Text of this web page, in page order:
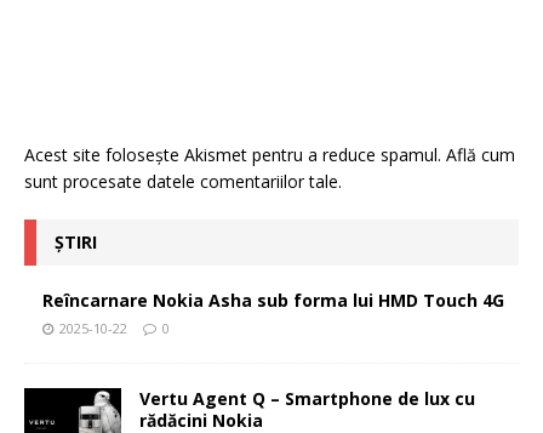
Acest site folosește Akismet pentru a reduce spamul. Află cum
sunt procesate datele comentariilor tale.
ȘTIRI
Reîncarnare Nokia Asha sub forma lui HMD Touch 4G
2025-10-22 0
Vertu Agent Q – Smartphone de lux cu
rădăcini Nokia